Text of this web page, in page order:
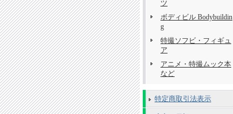
ツ
ボディビル Bodybuildin
g
特撮ソフビ・フィギュ
ア
アニメ・特撮ムック本
など
特定商取引法表示